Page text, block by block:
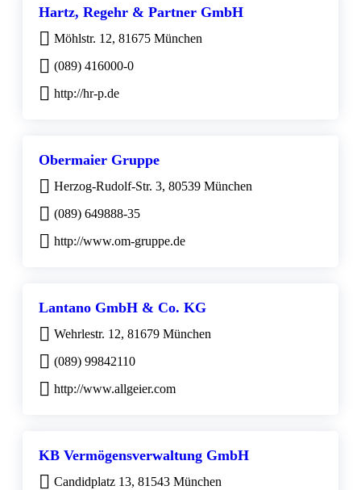
Hartz, Regehr & Partner GmbH
Möhlstr. 12, 81675 München
(089) 416000-0
http://hr-p.de
Obermaier Gruppe
Herzog-Rudolf-Str. 3, 80539 München
(089) 649888-35
http://www.om-gruppe.de
Lantano GmbH & Co. KG
Wehrlestr. 12, 81679 München
(089) 99842110
http://www.allgeier.com
KB Vermögensverwaltung GmbH
Candidplatz 13, 81543 München